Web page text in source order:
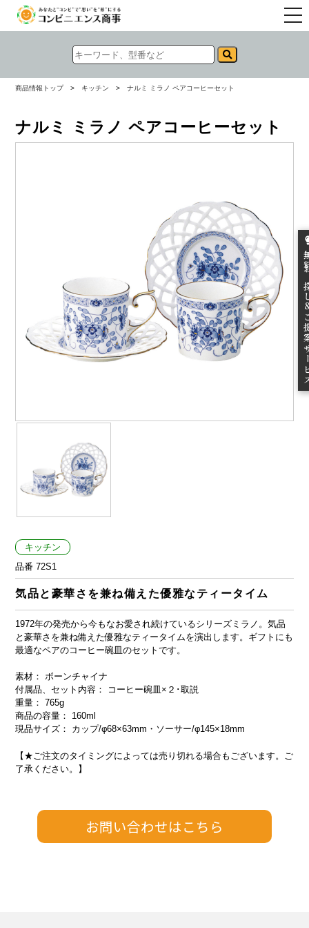
無
ご
商品情報トップ > キッチン > ナルミ ミラノ ペアコーヒーセット
ナルミ ミラノ ペアコーヒーセット
キッチン
品番 72S1
気品と豪華さを兼ね備えた優雅なティータイム
1972年の発売から今もなお愛され続けているシリーズミラノ。気品
と豪華さを兼ね備えた優雅なティータイムを演出します。ギフトにも
最適なペアのコーヒー碗皿のセットです。
素材： ボーンチャイナ
付属品、セット内容： コーヒー碗皿×２･取説
重量： 765g
商品の容量： 160ml
現品サイズ： カップ/φ68×63mm・ソーサー/φ145×18mm
【★ご注文のタイミングによっては売り切れる場合もございます。ご
了承ください。】